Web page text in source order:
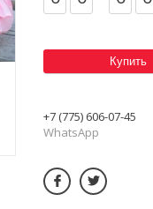
Купить
+7 (775) 606-07-45
WhatsApp